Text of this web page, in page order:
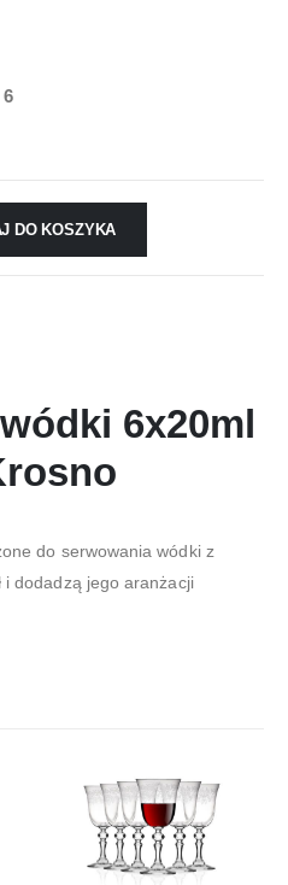
6
DO KOSZYKA
6x20ml
do serwowania wódki z
i dodadzą jego aranżacji